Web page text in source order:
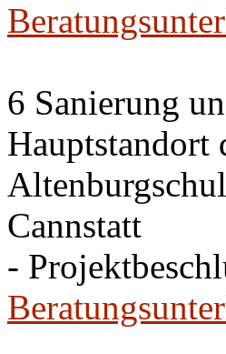
6 Sanierung
Hauptstandort
Cannstatt
-